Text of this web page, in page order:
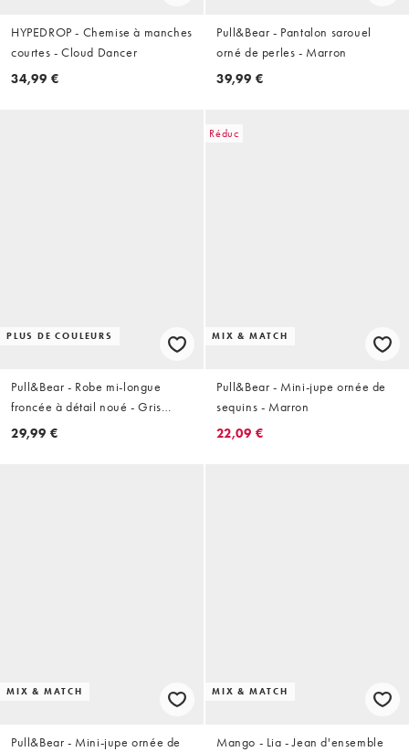
HYPEDROP - Chemise à manches
courtes - Cloud Dancer
34,99 €
Pull&Bear - Pantalon sarouel
orné de perles - Marron
39,99 €
PLUS DE COULEURS
Pull&Bear - Robe mi-longue
froncée à détail noué - Gris
foncé
29,99 €
Réduc
MIX & MATCH
Pull&Bear - Mini-jupe ornée de
sequins - Marron
22,09 €
MIX & MATCH
Pull&Bear - Mini-jupe ornée de
MIX & MATCH
Mango - Lia - Jean d'ensemble